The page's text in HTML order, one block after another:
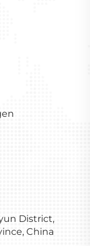
District,
China